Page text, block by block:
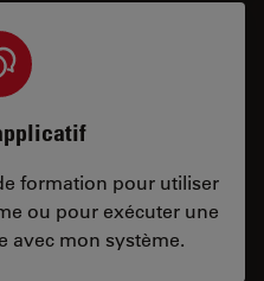
formation pour utiliser
ou pour exécuter une
avec mon système.